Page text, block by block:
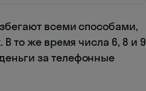
всеми способами,
В то же время числа 6, 8 и 9
за телефонные